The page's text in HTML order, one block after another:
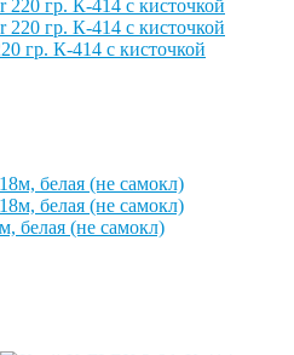
гр. К-414 с кисточкой
белая (не самокл)